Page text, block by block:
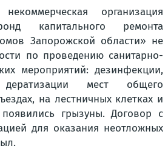
организация
капитального ремонта
Запорожской области» не
по проведению санитарно-
мероприятий: дезинфекции,
мест общего
на лестничных клетках и
грызуны. Договор с
для оказания неотложных